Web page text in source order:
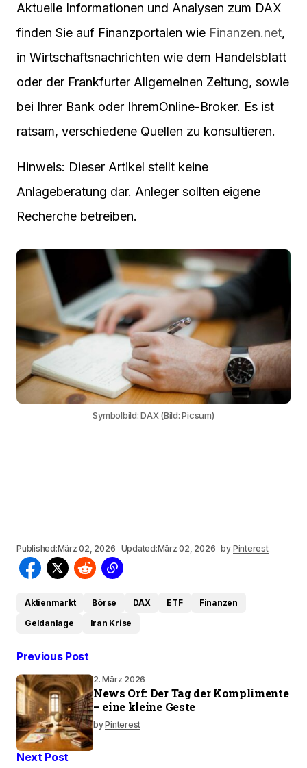
Aktuelle Informationen und Analysen zum DAX
finden Sie auf Finanzportalen wie Finanzen.net,
in Wirtschaftsnachrichten wie dem Handelsblatt
oder der Frankfurter Allgemeinen Zeitung, sowie
bei Ihrer Bank oder IhremOnline-Broker. Es ist
ratsam, verschiedene Quellen zu konsultieren.
Hinweis: Dieser Artikel stellt keine
Anlageberatung dar. Anleger sollten eigene
Recherche betreiben.
Symbolbild: DAX (Bild: Picsum)
Published:März 02, 2026 Updated:März 02, 2026 by Pinterest
Aktienmarkt Börse DAX ETF
Finanzen
Geldanlage
Iran Krise
Previous Post
2. März 2026
News Orf: Der Tag der Komplimente
– eine kleine Geste
byPinterest
Next Post